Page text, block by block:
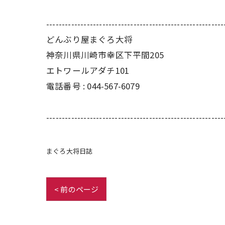
どんぶり屋まぐろ大将
神奈川県川崎市幸区下平間205
エトワールアダチ101
電話番号 : 044-567-6079
まぐろ大将日誌
< 前のページ